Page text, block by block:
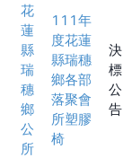
花
蓮
縣
瑞
穗
鄉
公
所
111年
度花蓮
縣瑞穗
鄉各部
落聚會
所塑膠
椅
決
標
公
告